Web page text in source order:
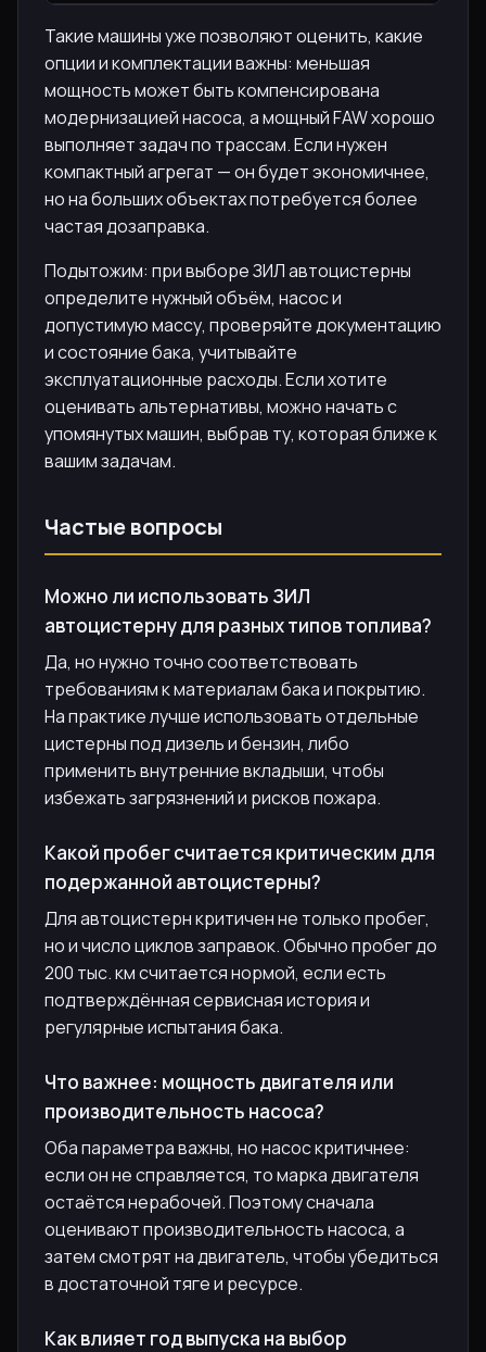
Такие машины уже позволяют оценить, какие
опции и комплектации важны: меньшая
мощность может быть компенсирована
модернизацией насоса, а мощный FAW хорошо
выполняет задач по трассам. Если нужен
компактный агрегат — он будет экономичнее,
но на больших объектах потребуется более
частая дозаправка.
Подытожим: при выборе ЗИЛ автоцистерны
определите нужный объём, насос и
допустимую массу, проверяйте документацию
и состояние бака, учитывайте
эксплуатационные расходы. Если хотите
оценивать альтернативы, можно начать с
упомянутых машин, выбрав ту, которая ближе к
вашим задачам.
Частые вопросы
Можно ли использовать ЗИЛ
автоцистерну для разных типов топлива?
Да, но нужно точно соответствовать
требованиям к материалам бака и покрытию.
На практике лучше использовать отдельные
цистерны под дизель и бензин, либо
применить внутренние вкладыши, чтобы
избежать загрязнений и рисков пожара.
Какой пробег считается критическим для
подержанной автоцистерны?
Для автоцистерн критичен не только пробег,
но и число циклов заправок. Обычно пробег до
200 тыс. км считается нормой, если есть
подтверждённая сервисная история и
регулярные испытания бака.
Что важнее: мощность двигателя или
производительность насоса?
Оба параметра важны, но насос критичнее:
если он не справляется, то марка двигателя
остаётся нерабочей. Поэтому сначала
оценивают производительность насоса, а
затем смотрят на двигатель, чтобы убедиться
в достаточной тяге и ресурсе.
Как влияет год выпуска на выбор